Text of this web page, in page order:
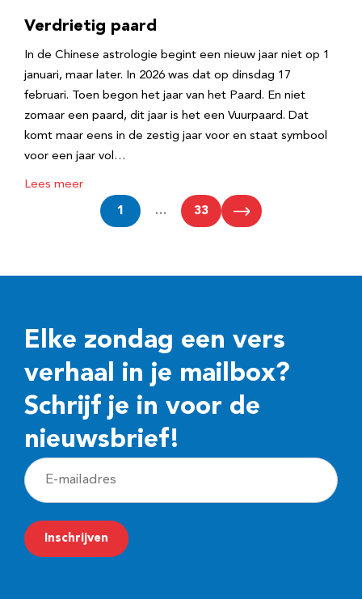
Verdrietig paard
In de Chinese astrologie begint een nieuw jaar niet op 1
januari, maar later. In 2026 was dat op dinsdag 17
februari. Toen begon het jaar van het Paard. En niet
zomaar een paard, dit jaar is het een Vuurpaard. Dat
komt maar eens in de zestig jaar voor en staat symbool
voor een jaar vol…
Lees meer
1 … 33
Elke zondag een vers
verhaal in je mailbox?
Schrijf je in voor de
nieuwsbrief!
E
-
m
a
Inschrijven